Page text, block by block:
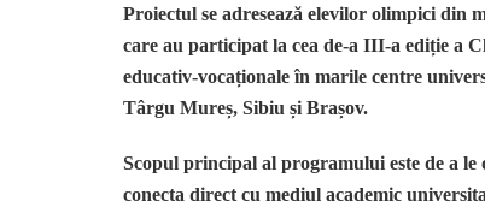
Proiectul se adresează elevilor olimpici din
care au participat la cea de-a III-a ediție a
educativ-vocaționale în marile centre
Târgu Mureș, Sibiu și Brașov.
Scopul principal al programului este de a le
conecta direct cu mediul academic